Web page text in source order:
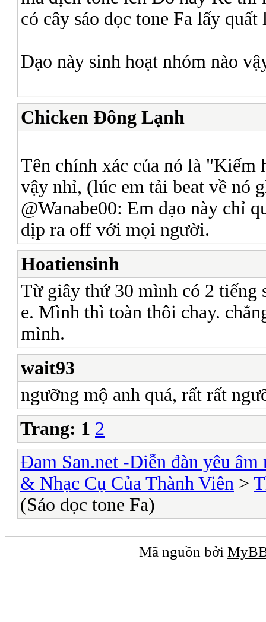
có cây sáo dọc tone Fa lấy
Dạo này sinh hoạt nhóm nào
Chicken Đông Lạnh
Tên chính xác của nó là
vậy nhỉ, (lúc em tải beat về nó
@Wanabe00: Em dạo này chỉ
dịp ra off với mọi người.
Hoatiensinh
Từ giây thứ 30 mình có 2
e. Mình thì toàn thôi chay.
mình.
wait93
ngưỡng mộ anh quá, rất rất
Trang: 1 2
Đam San.net -Diễn đàn yêu âm
& Nhạc Cụ Của Thành Viên >
(Sáo dọc tone Fa)
Mã nguồn bởi